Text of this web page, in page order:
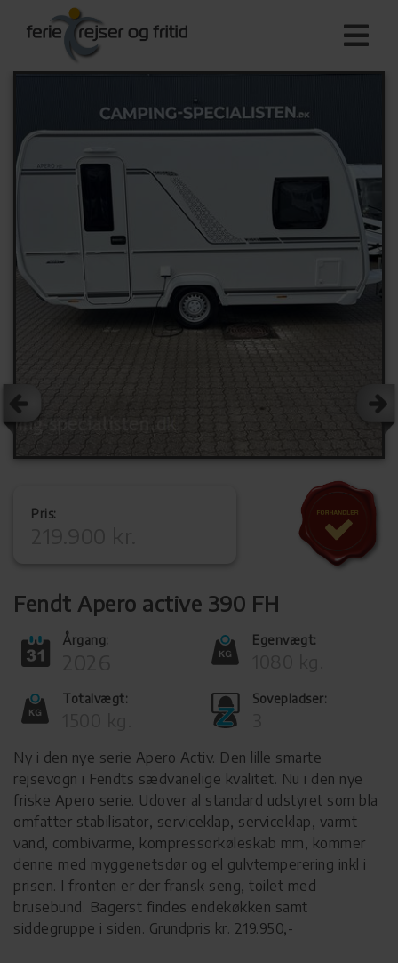
Pris:
Fendt Apero active 390 FH
Årgang: Egenvægt:
Totalvægt: Sovepladser:
Ny i den nye serie Apero Activ. Den lille smarte
rejsevogn i Fendts sædvanelige kvalitet. Nu i den nye
friske Apero serie. Udover al standard udstyret som bla
omfatter stabilisator, serviceklap, serviceklap, varmt
vand, combivarme, kompressorkøleskab mm, kommer
denne med myggenetsdør og el gulvtemperering inkl i
prisen. I fronten er der fransk seng, toilet med
brusebund. Bagerst findes endekøkken samt
siddegruppe i siden. Grundpris kr. 219.950,-